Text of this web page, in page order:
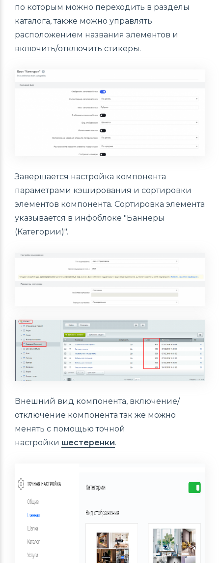
по которым можно переходить в разделы
каталога, также можно управлять
расположением названия элементов и
включить/отключить стикеры.
Завершается настройка компонента
параметрами кэширования и сортировки
элементов компонента. Сортировка элемента
указывается в инфоблоке "Баннеры
(Категории)".
Внешний вид компонента, включение/
отключение компонента так же можно
менять с помощью точной
настройки шестеренки.